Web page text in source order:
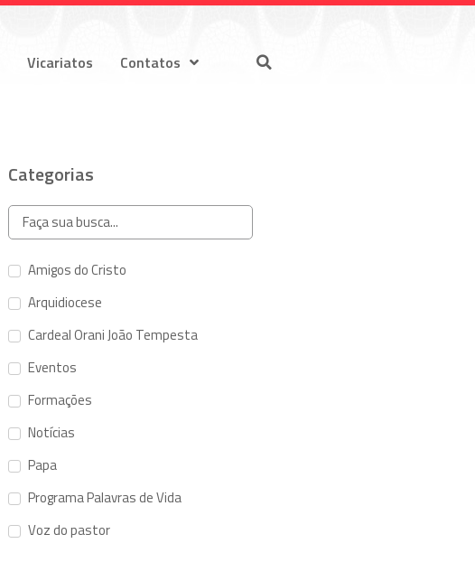
Vicariatos Contatos
Categorias
Amigos do Cristo
Arquidiocese
Cardeal Orani João Tempesta
Eventos
Formações
Notícias
Papa
Programa Palavras de Vida
Voz do pastor